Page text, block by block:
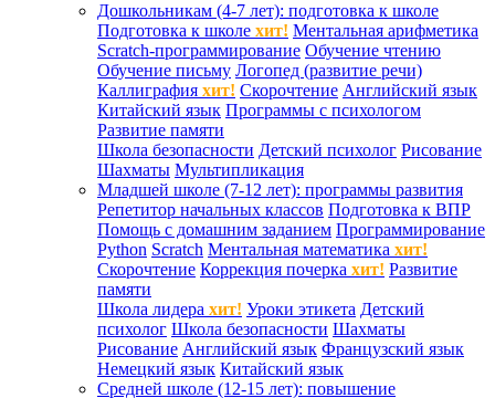
Дошкольникам (4-7 лет): подготовка к школе
Подготовка к школе хит! Ментальная арифметика
Scratch-программирование Обучение чтению
Обучение письму Логопед (развитие речи)
Каллиграфия хит! Скорочтение Английский язык
Китайский язык Программы с психологом
Развитие памяти
Школа безопасности Детский психолог Рисование
Шахматы Мультипликация
Младшей школе (7-12 лет): программы развития
Репетитор начальных классов Подготовка к ВПР
Помощь с домашним заданием Программирование
Python Scratch Ментальная математика хит!
Скорочтение Коррекция почерка хит! Развитие
памяти
Школа лидера хит! Уроки этикета Детский
психолог Школа безопасности Шахматы
Рисование Английский язык Французский язык
Немецкий язык Китайский язык
Средней школе (12-15 лет): повышение